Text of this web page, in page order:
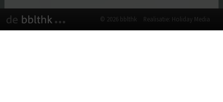
© 2026 bblthk Realisatie: Holiday Media